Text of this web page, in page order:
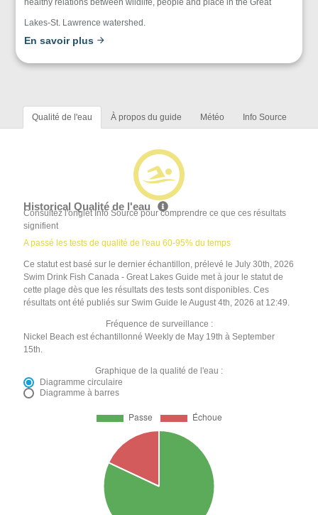
healthy relations between wildlife, people and place in the Great
Lakes-St. Lawrence watershed.
En savoir plus
Qualité de l'eau À propos du guide Météo Info Source
Historical Qualité de l'eau
Consultez l'onglet Info Source pour comprendre ce que ces résultats
signifient
A passé les tests de qualité de l'eau 60-95% du temps
Ce statut est basé sur le dernier échantillon, prélevé le July 30th, 2026
Swim Drink Fish Canada - Great Lakes Guide met à jour le statut de
cette plage dès que les résultats des tests sont disponibles. Ces
résultats ont été publiés sur Swim Guide le August 4th, 2026 at 12:49.
Fréquence de surveillance :
Nickel Beach est échantillonné Weekly de May 19th à September
15th.
Graphique de la qualité de l'eau :
Diagramme circulaire
Diagramme à barres